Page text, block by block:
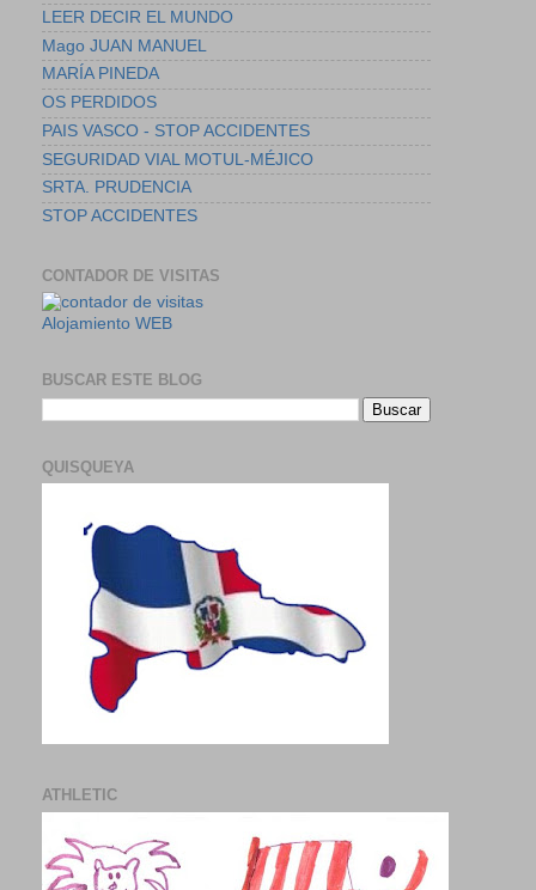
LEER DECIR EL MUNDO
Mago JUAN MANUEL
MARÍA PINEDA
OS PERDIDOS
PAIS VASCO - STOP ACCIDENTES
SEGURIDAD VIAL MOTUL-MÉJICO
SRTA. PRUDENCIA
STOP ACCIDENTES
CONTADOR DE VISITAS
Alojamiento WEB
BUSCAR ESTE BLOG
QUISQUEYA
ATHLETIC